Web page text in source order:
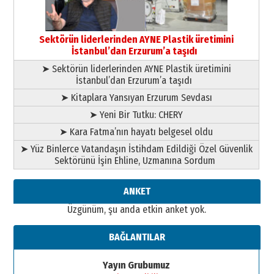
Esat BİNDESEN
Başkan Sekmen’den Erzurum’a
bir vizyon proje daha!
02 Ağustos 2026 Pazar
Sektörün liderlerinden AYNE Plastik üretimini
İstanbul’dan Erzurum’a taşıdı
➤ Sektörün liderlerinden AYNE Plastik üretimini
İstanbul’dan Erzurum’a taşıdı
➤ Kitaplara Yansıyan Erzurum Sevdası
➤ Yeni Bir Tutku: CHERY
➤ Kara Fatma’nın hayatı belgesel oldu
➤ Yüz Binlerce Vatandaşın İstihdam Edildiği Özel Güvenlik
Sektörünü İşin Ehline, Uzmanına Sordum
ANKET
Üzgünüm, şu anda etkin anket yok.
BAĞLANTILAR
Yayın Grubumuz